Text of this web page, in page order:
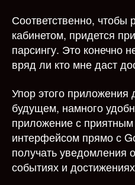
Соответственно, чтобы
кабинетом, придется
парсингу. Это конечно
вряд ли кто мне даст
Упор этого приложения
будущем, намного
приложение с
интерфейсом прямо с
получать уведомления
событиях и